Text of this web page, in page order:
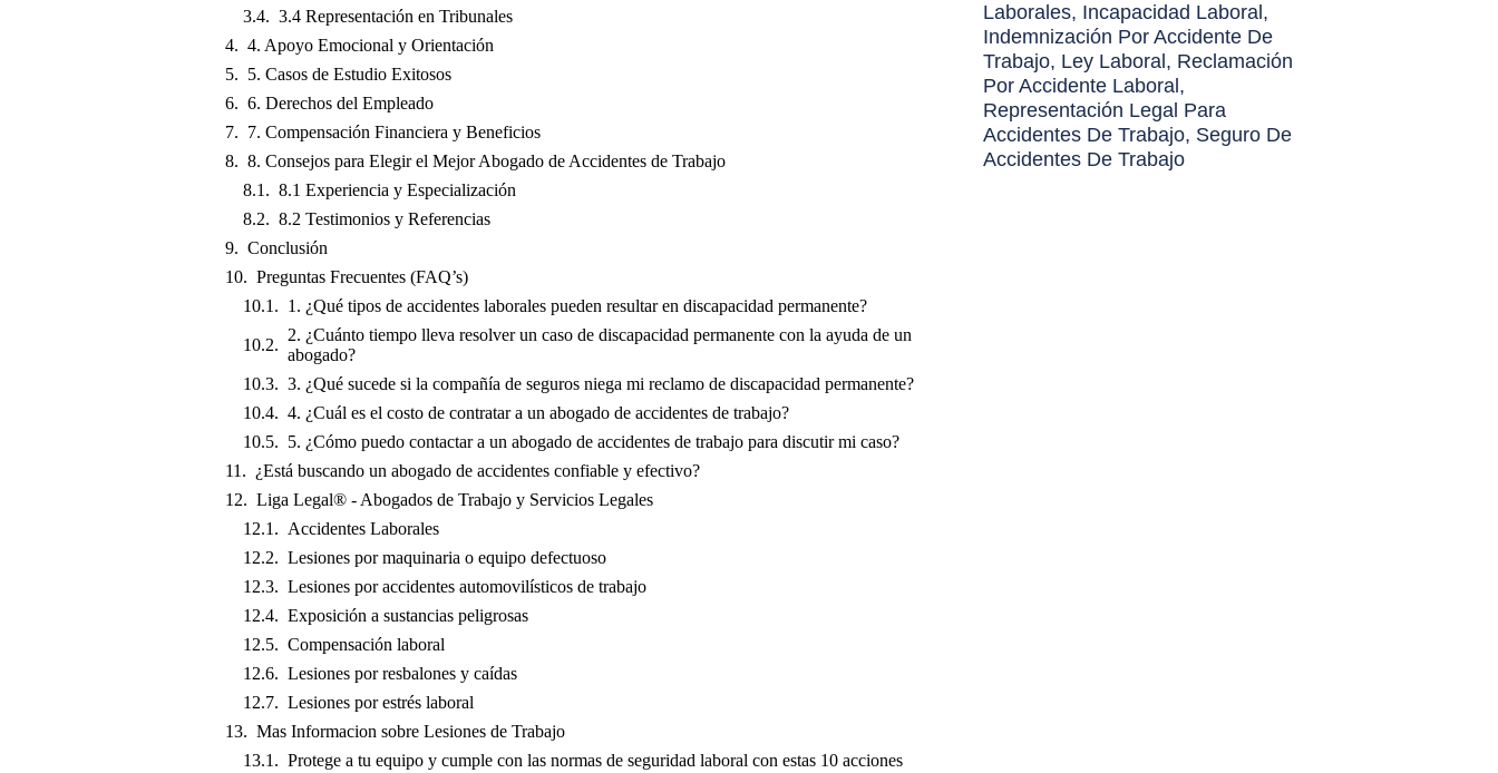
3.4 Representación en Tribunales
4. Apoyo Emocional y Orientación
5. Casos de Estudio Exitosos
6. Derechos del Empleado
7. Compensación Financiera y Beneficios
8. Consejos para Elegir el Mejor Abogado de Accidentes de Trabajo
8.1 Experiencia y Especialización
8.2 Testimonios y Referencias
Conclusión
Preguntas Frecuentes (FAQ’s)
1. ¿Qué tipos de accidentes laborales pueden resultar en discapacidad permanente?
2. ¿Cuánto tiempo lleva resolver un caso de discapacidad permanente con la ayuda de un
abogado?
3. ¿Qué sucede si la compañía de seguros niega mi reclamo de discapacidad permanente?
4. ¿Cuál es el costo de contratar a un abogado de accidentes de trabajo?
5. ¿Cómo puedo contactar a un abogado de accidentes de trabajo para discutir mi caso?
¿Está buscando un abogado de accidentes confiable y efectivo?
Liga Legal® - Abogados de Trabajo y Servicios Legales
Accidentes Laborales
Lesiones por maquinaria o equipo defectuoso
Lesiones por accidentes automovilísticos de trabajo
Exposición a sustancias peligrosas
Compensación laboral
Lesiones por resbalones y caídas
Lesiones por estrés laboral
Mas Informacion sobre Lesiones de Trabajo
Protege a tu equipo y cumple con las normas de seguridad laboral con estas 10 acciones
Laborales, Incapacidad Laboral ,
Indemnización Por Accidente De
Trabajo, Ley Laboral , Reclamación
Por Accidente Laboral ,
Representación Legal Para
Accidentes De Trabajo, Seguro De
Accidentes De Trabajo